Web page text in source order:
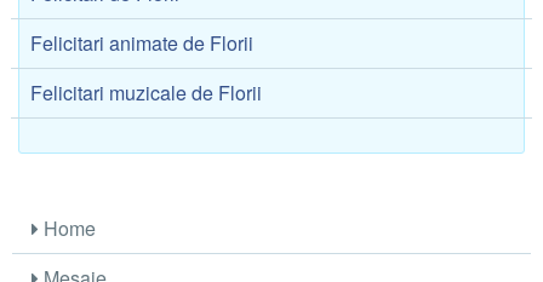
Felicitari animate de Florii
Felicitari muzicale de Florii
Home